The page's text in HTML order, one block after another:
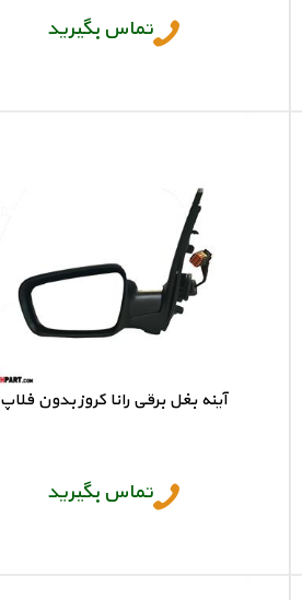
تماس بگیرید
آینه بغل برقی رانا کروز بدون فلاپ
تماس بگیرید